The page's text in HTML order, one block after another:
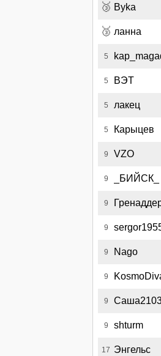
🥉 Byka
🥉 ланна
5
5 ВЭТ
5 лакец
5 Карыцев
9 VZO
9 _БИЙСК_
9
9
9 Nago
9
9
9 shturm
17 Энгельс